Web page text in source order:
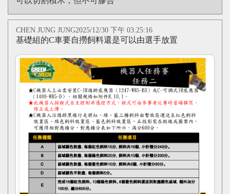
CQ認證
認證題庫
教師認證
認證查詢
認證研習
參賽證明
CHEN JUNG JUNG2025/12/30 下午 03:25:16
基礎組的C車要自撈飼料還是可以由選手放置